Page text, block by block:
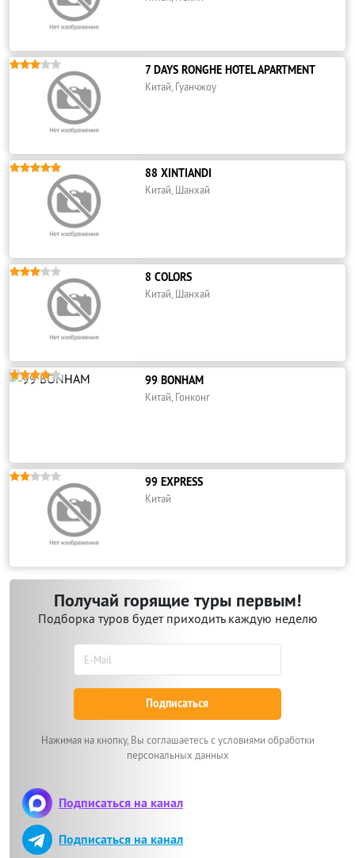
 7 DAYS RONGHE HOTEL APARTMENT
Китай, Гуанчжоу
 88 XINTIANDI
Китай, Шанхай
 8 COLORS
Китай, Шанхай
 99 BONHAM
Китай, Гонконг
 99 EXPRESS
Китай
Получай горящие туры первым!
Подборка туров будет приходить каждую неделю
Подписаться
Нажимая на кнопку, Вы соглашаетесь с условиями обработки
персональных данных
Подписаться на канал
Подписаться на канал